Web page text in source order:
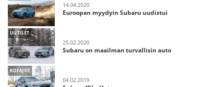
14.04.2020
Euroopan myydyin Subaru uudistui
UUTISET
25.02.2020
Subaru on maailman turvallisin auto
KOEAJOT
04.02.2019